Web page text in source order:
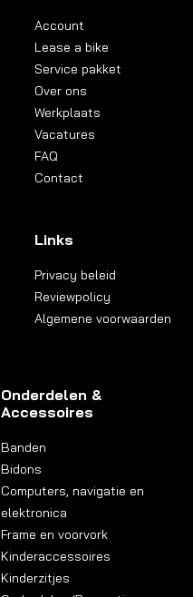
Account
Lease a bike
Service pakket
Over ons
Werkplaats
Vacatures
FAQ
Contact
Links
Privacy beleid
Reviewpolicy
Algemene voorwaarden
Onderdelen &
Accessoires
Banden
Bidons
Computers, navigatie en
elektronica
Frame en voorvork
Kinderaccessoires
Kinderzitjes